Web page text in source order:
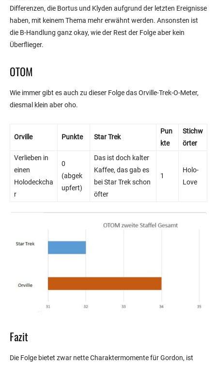
Differenzen, die Bortus und Klyden aufgrund der letzten Ereignisse
haben, mit keinem Thema mehr erwähnt werden. Ansonsten ist
die B-Handlung ganz okay, wie der Rest der Folge aber kein
Überflieger.
OTOM
Wie immer gibt es auch zu dieser Folge das Orville-Trek-O-Meter,
diesmal klein aber oho.
Orville Punkte Star Trek
Pun
kte
Stichw
örter
Verlieben in
einen
Holodeckcha
r
0
(abgek
upfert)
Das ist doch kalter
Kaffee, das gab es
bei Star Trek schon
öfter
1
Holo-
Love
Fazit
Die Folge bietet zwar nette Charaktermomente für Gordon, ist